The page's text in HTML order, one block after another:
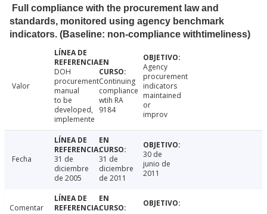
Full compliance with the procurement law and
standards, monitored using agency benchmark
indicators. (Baseline: non-compliance withtimeliness)
Valor
DOH
procurement
manual
to be
developed,
implemente
Continuing
compliance
wtih RA
9184
Agency
procurement
indicators
maintained
or
improv
Fecha
31 de
diciembre
de 2005
31 de
diciembre
de 2011
30 de
junio de
2011
Comentar